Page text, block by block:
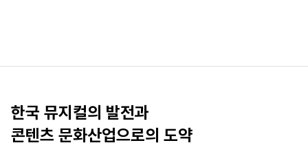
한국 뮤지컬의 발전과
콘텐츠 문화산업으로의 도약